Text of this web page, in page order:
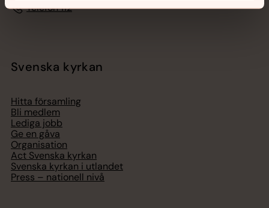
Telefon 112
Svenska kyrkan
Hitta församling
Bli medlem
Lediga jobb
Ge en gåva
Organisation
Act Svenska kyrkan
Svenska kyrkan i utlandet
Press – nationell nivå